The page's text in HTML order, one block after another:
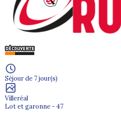
Séjour de 7 jour(s)
Villeréal
Lot et garonne - 47